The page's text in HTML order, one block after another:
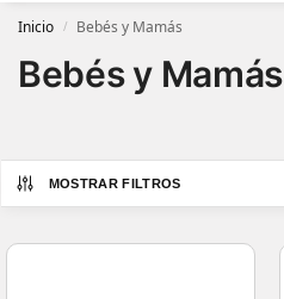
Inicio / Bebés y Mamás
Bebés y Mamás
MOSTRAR FILTROS